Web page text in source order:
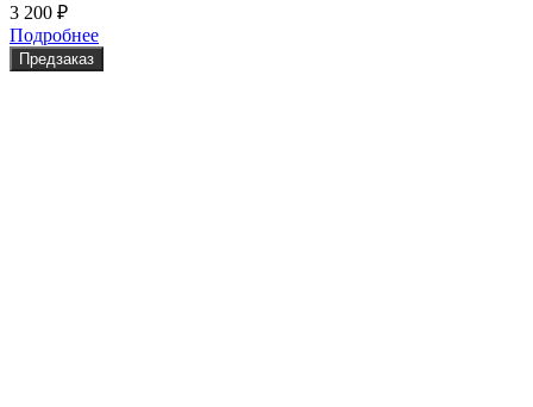
3 200 ₽
Подробнее
Предзаказ